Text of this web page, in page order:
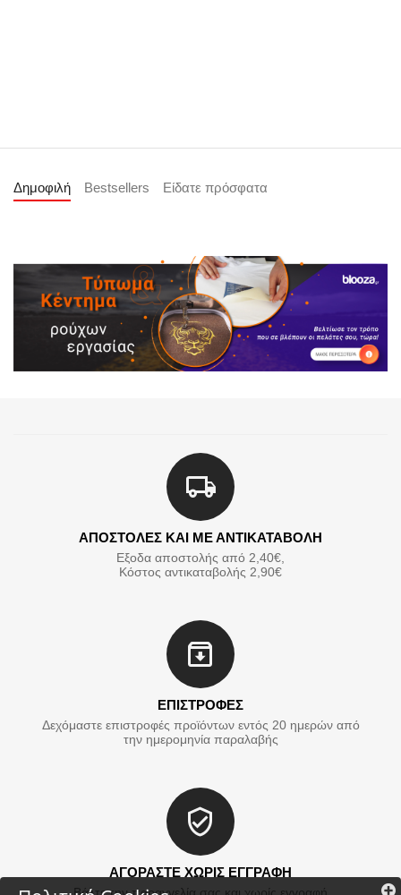
Δημοφιλή Bestsellers Είδατε πρόσφατα
ΑΠΟΣΤΟΛΕΣ ΚΑΙ ΜΕ ΑΝΤΙΚΑΤΑΒΟΛΗ
Εξοδα αποστολής από 2,40€,
Κόστος αντικαταβολής 2,90€
ΕΠΙΣΤΡΟΦΕΣ
Δεχόμαστε επιστροφές προϊόντων εντός 20 ημερών από
την ημερομηνία παραλαβής
ΑΓΟΡΑΣΤΕ ΧΩΡΙΣ ΕΓΓΡΑΦΗ